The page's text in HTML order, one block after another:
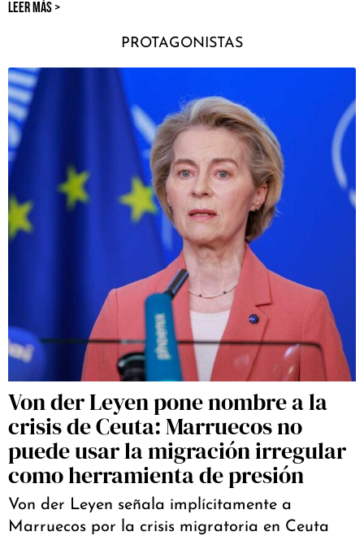
LEER MÁS >
PROTAGONISTAS
Von der Leyen pone nombre a la
crisis de Ceuta: Marruecos no
puede usar la migración irregular
como herramienta de presión
Von der Leyen señala implícitamente a
Marruecos por la crisis migratoria en Ceuta